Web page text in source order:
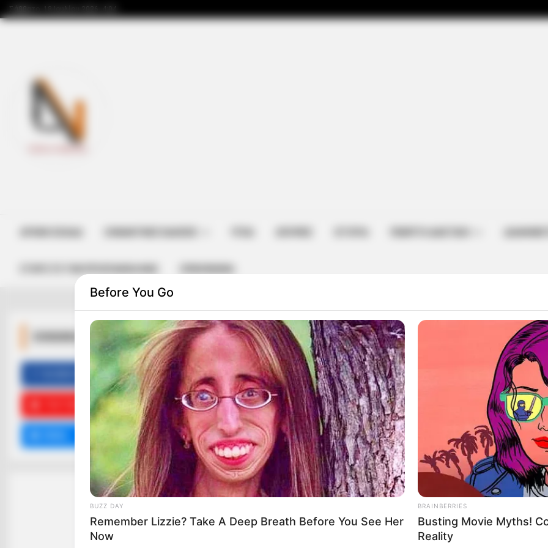
ΑΡΈΣΕΙ
ΕΓΓΡΑΦΕΊΤΕ
ΑΚΟΛΟΥΘΉΣΤΕ
Before You Go
BUZZ DAY
Remember Lizzie? Take A Deep Breath Before You See Her
Now
BRAINBERRIES
Busting Movie Myths!
Reality
Muslim